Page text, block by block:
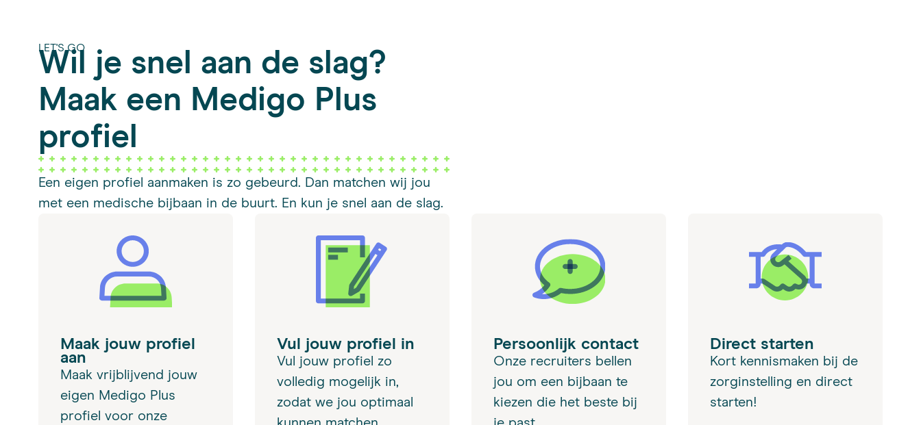
LET'S GO
Wil je snel aan de slag?
Maak een Medigo Plus
profiel
Een eigen profiel aanmaken is zo gebeurd. Dan matchen wij jou
met een medische bijbaan in de buurt. En kun je snel aan de slag.
Maak jouw profiel
aan
Maak vrijblijvend jouw
eigen Medigo Plus
profiel voor onze
Vul jouw profiel in
Vul jouw profiel zo
volledig mogelijk in,
zodat we jou optimaal
Persoonlijk contact
Onze recruiters bellen
jou om een bijbaan te
kiezen die het beste bij
Direct starten
Kort kennismaken bij de
zorginstelling en direct
starten!